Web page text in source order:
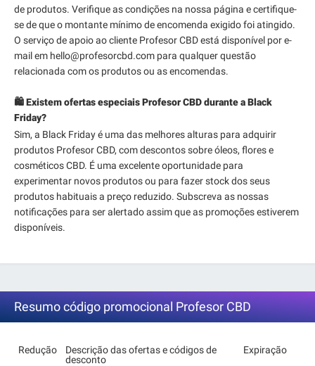
de produtos. Verifique as condições na nossa página e certifique-
se de que o montante mínimo de encomenda exigido foi atingido.
O serviço de apoio ao cliente Profesor CBD está disponível por e-
mail em hello@profesorcbd.com para qualquer questão
relacionada com os produtos ou as encomendas.
🛍️ Existem ofertas especiais Profesor CBD durante a Black
Friday?
Sim, a Black Friday é uma das melhores alturas para adquirir
produtos Profesor CBD, com descontos sobre óleos, flores e
cosméticos CBD. É uma excelente oportunidade para
experimentar novos produtos ou para fazer stock dos seus
produtos habituais a preço reduzido. Subscreva as nossas
notificações para ser alertado assim que as promoções estiverem
disponíveis.
Resumo código promocional Profesor CBD
Redução
Descrição das ofertas e códigos de
desconto
Expiração